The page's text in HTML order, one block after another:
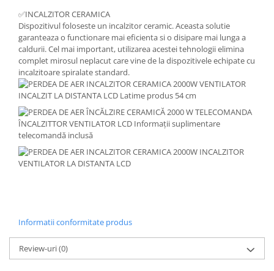
✅INCALZITOR CERAMICA
Dispozitivul foloseste un incalzitor ceramic. Aceasta solutie
garanteaza o functionare mai eficienta si o disipare mai lunga a
caldurii. Cel mai important, utilizarea acestei tehnologii elimina
complet mirosul neplacut care vine de la dispozitivele echipate cu
incalzitoare spiralate standard.
Informatii conformitate produs
Review-uri(0)